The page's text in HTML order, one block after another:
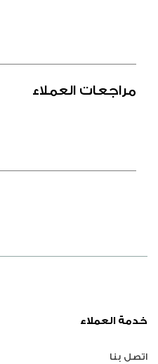
مرصع
مرصع
مراجعات العملاء
خدمة العملاء
اتصل بنا